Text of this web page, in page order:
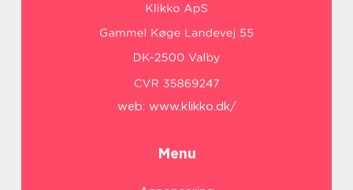
web: www.klikko.dk/
Menu